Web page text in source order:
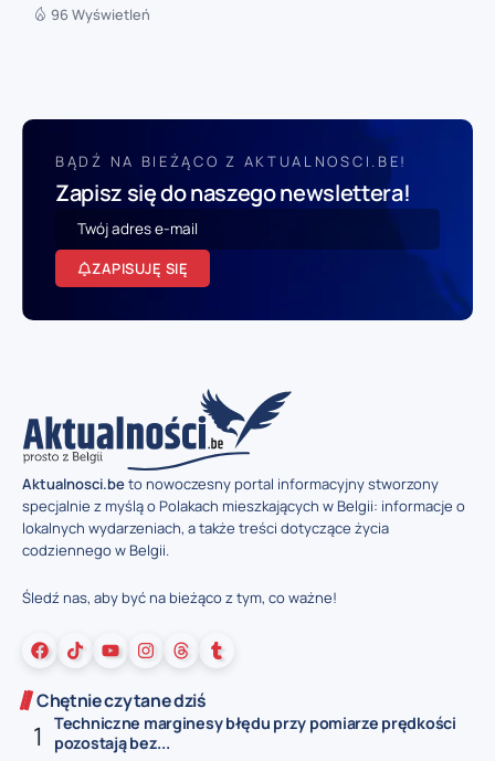
96 Wyświetleń
BĄDŹ NA BIEŻĄCO Z AKTUALNOSCI.BE!
Zapisz się do naszego newslettera!
ZAPISUJĘ SIĘ
Aktualnosci.beto nowoczesny portal informacyjny stworzony
specjalnie z myślą o Polakach mieszkających w Belgii: informacje o
lokalnych wydarzeniach, a także treści dotyczące życia
codziennego w Belgii.
Śledź nas, aby być na bieżąco z tym, co ważne!
Chętnie czytane dziś
Techniczne marginesy błędu przy pomiarze prędkości
pozostają bez...